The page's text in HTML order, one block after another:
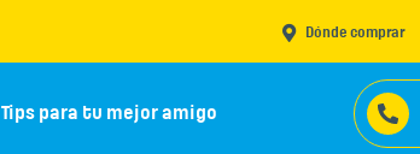
Dónde comprar
Tips para tu mejor amigo